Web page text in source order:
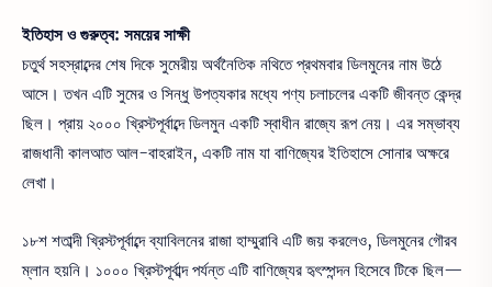
ইতিহাস ও গুরুত্ব: সময়ের সাক্ষী
চতুর্থ সহস্রাব্দের শেষ দিকে সুমেরীয় অর্থনৈতিক নথিতে প্রথমবার ডিলমুনের নাম উঠে
আসে। তখন এটি সুমের ও সিন্ধু উপত্যকার মধ্যে পণ্য চলাচলের একটি জীবন্ত কেন্দ্র
ছিল। প্রায় ২০০০ খ্রিস্টপূর্বাব্দে ডিলমুন একটি স্বাধীন রাজ্যে রূপ নেয়। এর সম্ভাব্য
রাজধানী কালআত আল-বাহরাইন, একটি নাম যা বাণিজ্যের ইতিহাসে সোনার অক্ষরে
লেখা।
১৮শ শতাব্দী খ্রিস্টপূর্বাব্দে ব্যাবিলনের রাজা হাম্মুরাবি এটি জয় করলেও, ডিলমুনের গৌরব
ম্লান হয়নি। ১০০০ খ্রিস্টপূর্বাব্দ পর্যন্ত এটি বাণিজ্যের হৃৎস্পন্দন হিসেবে টিকে ছিল—